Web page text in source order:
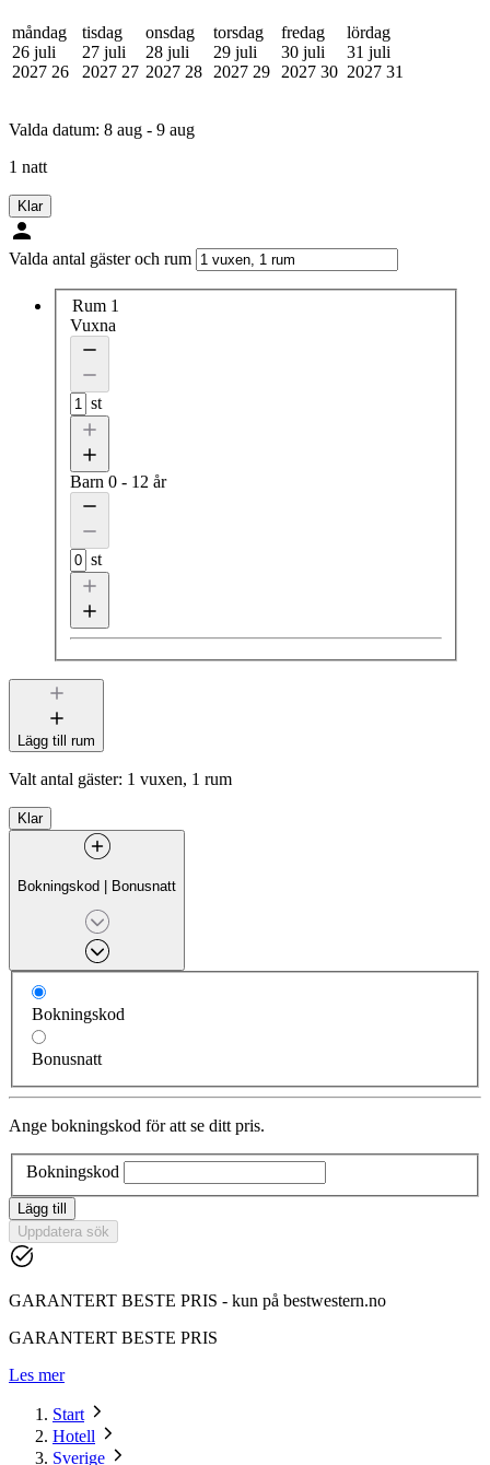
måndag
26 juli
2027 26
tisdag
27 juli
2027 27
onsdag
28 juli
2027 28
torsdag
29 juli
2027 29
fredag
30 juli
2027 30
lördag
31 juli
2027 31
Valda datum: 8 aug - 9 aug
1 natt
Klar
Valda antal gäster och rum
Rum 1
Vuxna
st
Barn 0 - 12 år
st
Lägg till rum
Valt antal gäster: 1 vuxen, 1 rum
Klar
Bokningskod | Bonusnatt
Bokningskod
Bonusnatt
Ange bokningskod för att se ditt pris.
Bokningskod
Lägg till
Uppdatera sök
GARANTERT BESTE PRIS - kun på bestwestern.no
GARANTERT BESTE PRIS
Les mer
Start
Hotell
Sverige